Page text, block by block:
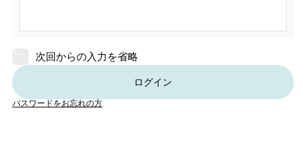
次回からの入力を省略
ログイン
パスワードをお忘れの方